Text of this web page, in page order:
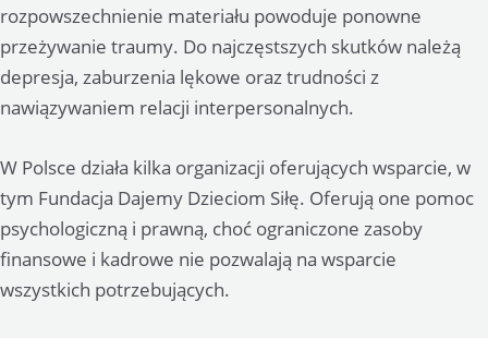
rozpowszechnienie materiału powoduje ponowne
przeżywanie traumy. Do najczęstszych skutków należą
depresja, zaburzenia lękowe oraz trudności z
nawiązywaniem relacji interpersonalnych.
W Polsce działa kilka organizacji oferujących wsparcie, w
tym Fundacja Dajemy Dzieciom Siłę. Oferują one pomoc
psychologiczną i prawną, choć ograniczone zasoby
finansowe i kadrowe nie pozwalają na wsparcie
wszystkich potrzebujących.